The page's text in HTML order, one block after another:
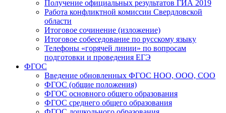
Получение официальных результатов ГИА 2019
Работа конфликтной комиссии Свердловской
области
Итоговое сочинение (изложение)
Итоговое собеседование по русскому языку
Телефоны «горячей линии» по вопросам
подготовки и проведения ЕГЭ
ФГОС
Введение обновленных ФГОС НОО, ООО, СОО
ФГОС (общие положения)
ФГОС основного общего образования
ФГОС среднего общего образования